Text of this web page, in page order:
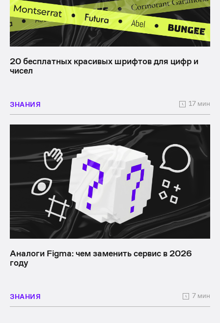
20 бесплатных красивых шрифтов для цифр и
чисел
ЗНАНИЯ 17 мин
Аналоги Figma: чем заменить сервис в 2026
году
ЗНАНИЯ 7 мин